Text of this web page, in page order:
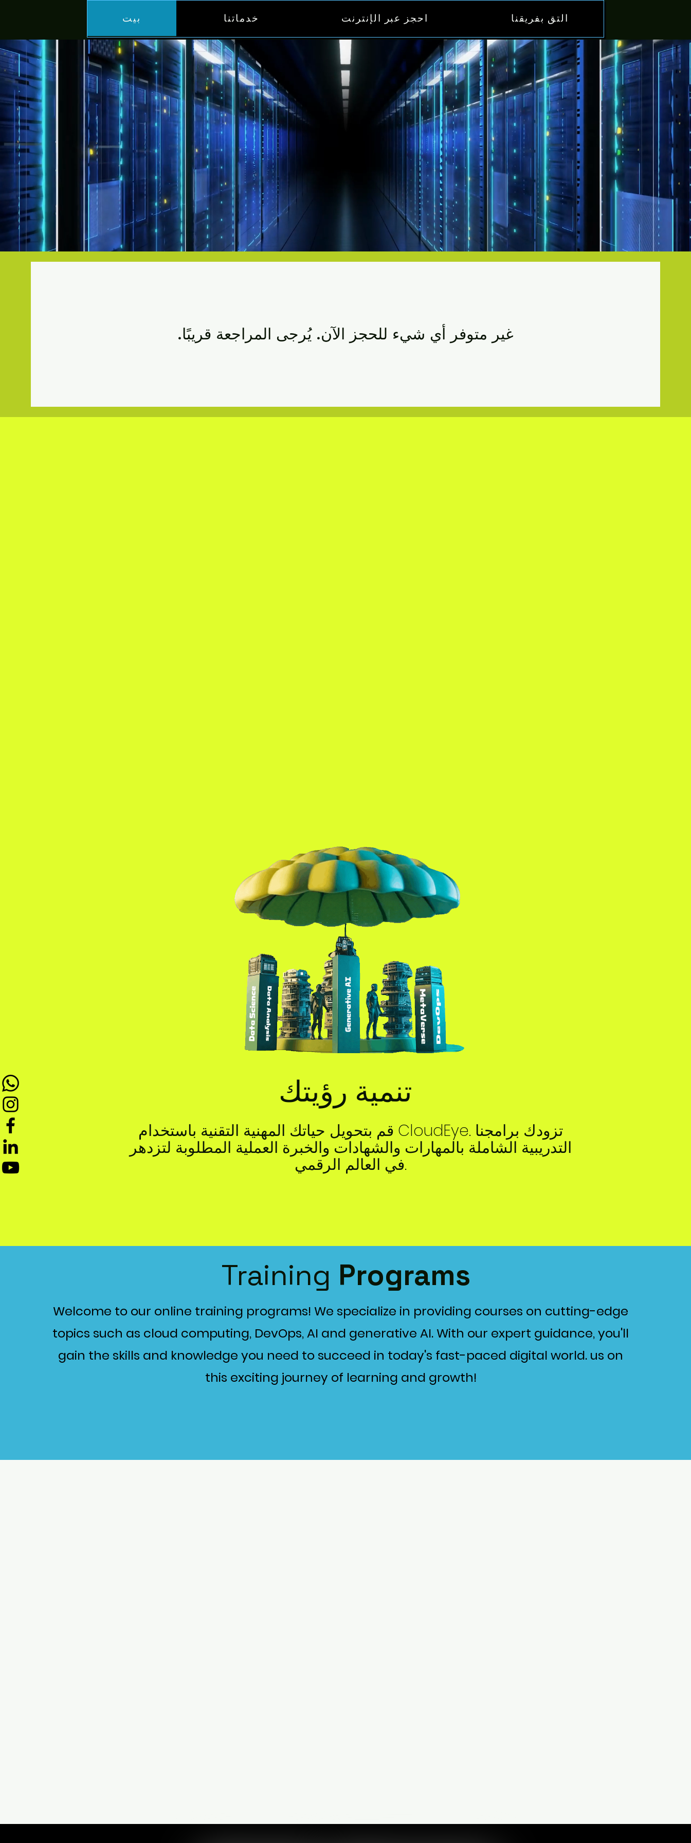
بيت خدماتنا احجز عبر الإنترنت التق بفريقنا
غير متوفر أي شيء للحجز الآن. يُرجى المراجعة قريبًا.
تنمية رؤيتك
قم بتحويل حياتك المهنية التقنية باستخدام CloudEye. تزودك برامجنا
التدريبية الشاملة بالمهارات والشهادات والخبرة العملية المطلوبة لتزدهر
في العالم الرقمي.
Training Programs
Welcome to our online training programs! We specialize in providing courses on cutting-edge
topics such as cloud computing, DevOps, AI and generative AI. With our expert guidance, you'll
gain the skills and knowledge you need to succeed in today's fast-paced digital world. us on
this exciting journey of learning and growth!